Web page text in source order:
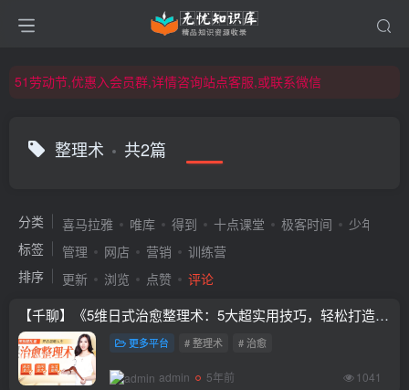
51劳动节,优惠入会员群,详情咨询站点客服,或联系微信
51劳动节,优惠入会员群,详情咨询站点客服,或联系微信
整理术 共2篇
分类 喜马拉雅 唯库 得到 十点课堂 极客时间
少年得到
标签
管理 网店 营销
训练营
排序
更新 浏览 点赞 评论
【千聊】《5维日式治愈整理术：5大超实用技巧，轻松打造温馨有爱的家！》
更多平台 # 整理术 # 治愈
admin 5年前 1041